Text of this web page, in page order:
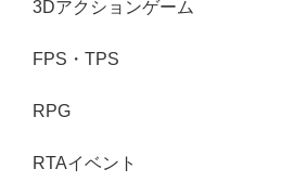
3Dアクションゲーム
FPS・TPS
RPG
RTAイベント